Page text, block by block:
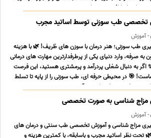
های راشا افق بهترین ان ... ...
تخصصی طب سوزنی توسط اساتید مجرب
- آموزش
طب سوزنی؛ هنر درمان با سوزن های ظریف! 🌿 با هزینه
به صرفه، وارد دنیای یکی از پرطرفدارترین مهارت های درمانی
اگر به دنبال شغلی پردرآمد و پرمشتری هستید، این فرصت
🎯 در محیطی حرفه ای، طب سوزنی را از پایه تا تسلط
و با روش های طبیعی، آ ... ...
مزاج شناسی به صورت تخصصی
- آموزش
مزاج شناسی و آموزش تخصصی طب سنتی و درمان های
تحت نظر اساتید مجرب و باسابقه، با کمترین هزینه و